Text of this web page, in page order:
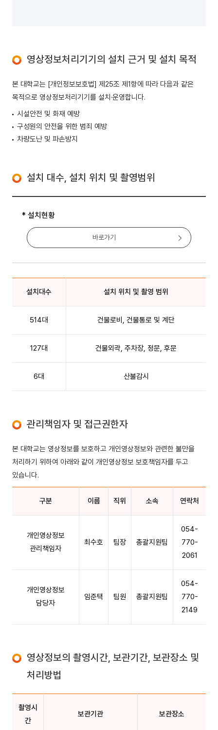
영상정보처리기기의 설치 근거 및 설치 목적
본 대학교는 [개인정보보호법] 제25조 제1항에 따라 다음과 같은
목적으로 영상정보처리기기를 설치·운영합니다.
시설안전 및 화재 예방
구성원의 안전을 위한 범죄 예방
차량도난 및 파손방지
설치 대수, 설치 위치 및 촬영범위
* 설치현황
바로가기
설치대수 설치 위치 및 촬영 범위
514대 건물로비, 건물통로 및 계단
127대 건물외곽, 주차장, 정문, 후문
6대 산불감시
관리책임자 및 접근권한자
본 대학교는 영상정보를 보호하고 개인영상정보와 관련한 불만을
처리하기 위하여 아래와 같이 개인영상정보 보호책임자를 두고
있습니다.
구분 이름 직위 소속 연락처
개인영상정보
관리책임자
최수호 팀장 총괄지원팀
054-
770-
2061
개인영상정보
담당자
임준택 팀원 총괄지원팀
054-
770-
2149
영상정보의 촬영시간, 보관기간, 보관장소 및
처리방법
촬영시
간
보관기관 보관장소